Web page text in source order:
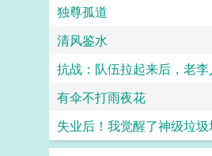
独尊孤道
清风鉴水
抗战：队伍拉起来后，老李
有伞不打雨夜花
失业后！我觉醒了神级垃圾